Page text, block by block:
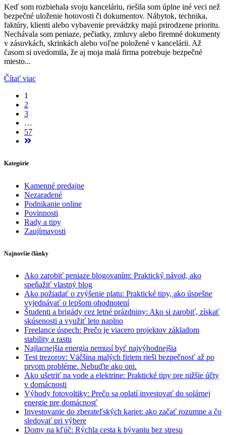
Keď som rozbiehala svoju kanceláriu, riešila som úplne iné veci než
bezpečné uloženie hotovosti či dokumentov. Nábytok, technika,
faktúry, klienti alebo vybavenie prevádzky majú prirodzene prioritu.
Nechávala som peniaze, pečiatky, zmluvy alebo firemné dokumenty
v zásuvkách, skrinkách alebo voľne položené v kancelárii. Až
časom si uvedomila, že aj moja malá firma potrebuje bezpečné
miesto...
Čítať viac
1
2
3
…
57
Kategórie
Kamenné predajne
Nezaradené
Podnikanie online
Povinnosti
Rady a tipy
Zaujímavosti
Najnovšie články
Ako zarobiť peniaze blogovaním: Praktický návod, ako
speňažiť vlastný blog
Ako požiadať o zvýšenie platu: Praktické tipy, ako úspešne
vyjednávať o lepšom ohodnotení
Študenti a brigády cez letné prázdniny: Ako si zarobiť, získať
skúsenosti a využiť leto naplno
Freelance úspech: Prečo je viacero projektov základom
stability a rastu
Najlacnejšia energia nemusí byť najvýhodnejšia
Test trezorov: Väčšina malých firiem rieši bezpečnosť až po
prvom probléme. Nebuďte ako oni.
Ako ušetriť na vode a elektrine: Praktické tipy pre nižšie účty
v domácnosti
Výhody fotovoltiky: Prečo sa oplatí investovať do solárnej
energie pre domácnosť
Investovanie do zberateľských kariet: ako začať rozumne a čo
sledovať pri výbere
Domy na kľúč: Rýchla cesta k bývaniu bez stresu